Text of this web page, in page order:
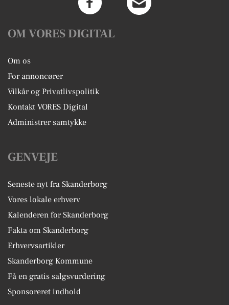
OM VORES DIGITAL
Om os
For annoncører
Vilkår og Privatlivspolitik
Kontakt VORES Digital
Administrer samtykke
GENVEJE
Seneste nyt fra Skanderborg
Vores lokale erhverv
Kalenderen for Skanderborg
Fakta om Skanderborg
Erhvervsartikler
Skanderborg Kommune
Få en gratis salgsvurdering
Sponsoreret indhold